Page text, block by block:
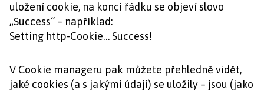
uložení cookie, na konci řádku se objeví slovo
„Success“ – například:
Setting http-Cookie… Success!
V Cookie manageru pak můžete přehledně vidět,
jaké cookies (a s jakými údaji) se uložily – jsou (jako